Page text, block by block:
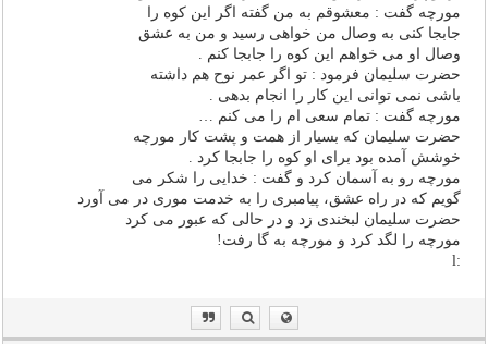
ﻣﻮﺭﭼﻪ ﮔﻔﺖ : ﻣﻌﺸﻮﻗﻢ ﺑﻪ ﻣﻦ ﮔﻔﺘﻪ ﺍﮔﺮ ﺍﯾﻦ ﮐﻮﻩ ﺭﺍ
ﺟﺎﺑﺠﺎ ﮐﻨﯽ ﺑﻪ ﻭﺻﺎﻝ ﻣﻦ ﺧﻮﺍﻫﯽ ﺭﺳﯿﺪ ﻭ ﻣﻦ ﺑﻪ ﻋﺸﻖ
ﻭﺻﺎﻝ ﺍﻭ ﻣﯽ ﺧﻮﺍﻫﻢ ﺍﯾﻦ ﮐﻮﻩ ﺭﺍ ﺟﺎﺑﺠﺎ ﮐﻨﻢ .
ﺣﻀﺮﺕ ﺳﻠﯿﻤﺎﻥ ﻓﺮﻣﻮﺩ : ﺗﻮ ﺍﮔﺮ ﻋﻤﺮ ﻧﻮﺡ ﻫﻢ ﺩﺍﺷﺘﻪ
ﺑﺎﺷﯽ ﻧﻤﯽ ﺗﻮﺍﻧﯽ ﺍﯾﻦ ﮐﺎﺭ ﺭﺍ ﺍﻧﺠﺎﻡ ﺑﺪﻫﯽ .
ﻣﻮﺭﭼﻪ ﮔﻔﺖ : ﺗﻤﺎﻡ ﺳﻌﯽ ﺍﻡ ﺭﺍ ﻣﯽ ﮐﻨﻢ …
ﺣﻀﺮﺕ ﺳﻠﯿﻤﺎﻥ ﮐﻪ ﺑﺴﯿﺎﺭ ﺍﺯ ﻫﻤﺖ ﻭ ﭘﺸﺖ ﮐﺎﺭ ﻣﻮﺭﭼﻪ
ﺧﻮﺷﺶ ﺁﻣﺪﻩ ﺑﻮﺩ ﺑﺮﺍﯼ ﺍﻭ ﮐﻮﻩ ﺭﺍ ﺟﺎﺑﺠﺎ ﮐﺮﺩ .
ﻣﻮﺭﭼﻪ ﺭﻭ ﺑﻪ ﺁﺳﻤﺎﻥ ﮐﺮﺩ ﻭ ﮔﻔﺖ : ﺧﺪﺍﯾﯽ ﺭﺍ ﺷﮑﺮ ﻣﯽ
ﮔﻮﯾﻢ ﮐﻪ ﺩﺭ ﺭﺍﻩ ﻋﺸﻖ، ﭘﯿﺎﻣﺒﺮﯼ ﺭﺍ ﺑﻪ ﺧﺪﻣﺖ ﻣﻮﺭﯼ ﺩﺭ ﻣﯽ ﺁﻭﺭﺩ
حضرت سلیمان لبخندی زد و در حالی که عبور می کرد
مورچه را لگد کرد و مورچه به گا رفت!
:l